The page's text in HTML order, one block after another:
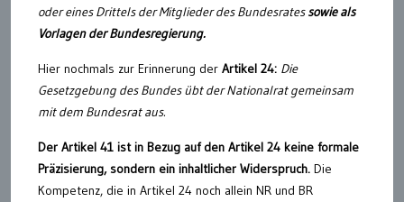
oder eines Drittels der Mitglieder des Bundesratessowie als
Vorlagen der Bundesregierung.
Hier nochmals zur Erinnerung der Artikel 24: Die
Gesetzgebung des Bundes übt der Nationalrat gemeinsam
mit dem Bundesrat aus.
Der Artikel 41 ist in Bezug auf den Artikel 24 keine formale
Präzisierung, sondern ein inhaltlicher Widerspruch. Die
Kompetenz, die in Artikel 24 noch allein NR und BR